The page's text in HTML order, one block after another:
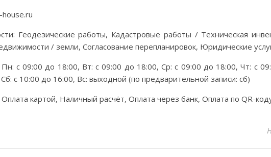
Геодезические работы, Кадастровые работы / Техническая
/ земли, Согласование перепланировок, Юридические
с 09:00 до 18:00, Вт: с 09:00 до 18:00, Ср: с 09:00 до 18:00, Чт: с
с 10:00 до 16:00, Вс: выходной (по предварительной записи: сб)
картой, Наличный расчёт, Оплата через банк, Оплата по QR-